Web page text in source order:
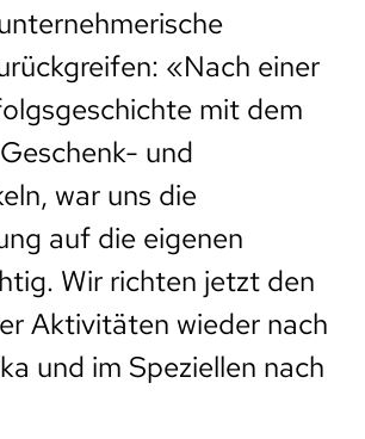
«Nach einer
mit dem
und
war uns die
auf die eigenen
Wir richten jetzt den
Aktivitäten wieder nach
und im Speziellen nach